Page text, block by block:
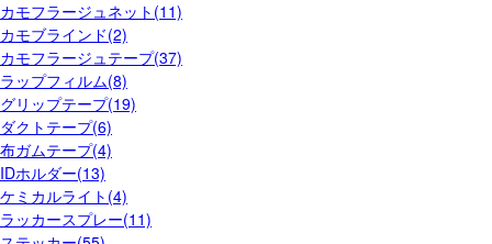
カモフラージュネット(11)
カモブラインド(2)
カモフラージュテープ(37)
ラップフィルム(8)
グリップテープ(19)
ダクトテープ(6)
布ガムテープ(4)
IDホルダー(13)
ケミカルライト(4)
ラッカースプレー(11)